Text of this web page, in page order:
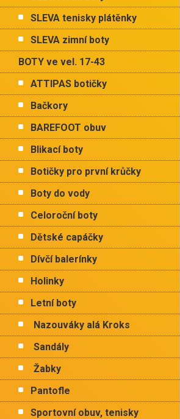
n
l
SLEVA tenisky plátěnky
SLEVA zimní boty
BOTY ve vel. 17-43
ATTIPAS botičky
Bačkory
BAREFOOT obuv
Blikací boty
Botičky pro první krůčky
Boty do vody
Celoroční boty
Dětské capáčky
Dívčí balerínky
Holinky
Letní boty
Nazouváky alá Kroks
Sandály
Žabky
Pantofle
Sportovní obuv, tenisky